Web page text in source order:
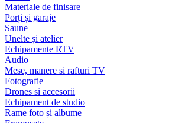
Materiale de finisare
Porți și garaje
Saune
Unelte și atelier
Echipamente RTV
Audio
Mese, manere si rafturi TV
Fotografie
Drones si accesorii
Echipament de studio
Rame foto și albume